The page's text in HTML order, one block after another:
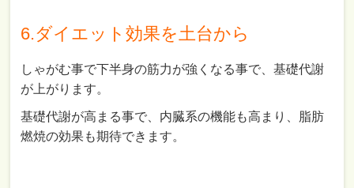
6.ダイエット効果を土台から
しゃがむ事で下半身の筋力が強くなる事で、基礎代謝
が上がります。
基礎代謝が高まる事で、内臓系の機能も高まり、脂肪
燃焼の効果も期待できます。